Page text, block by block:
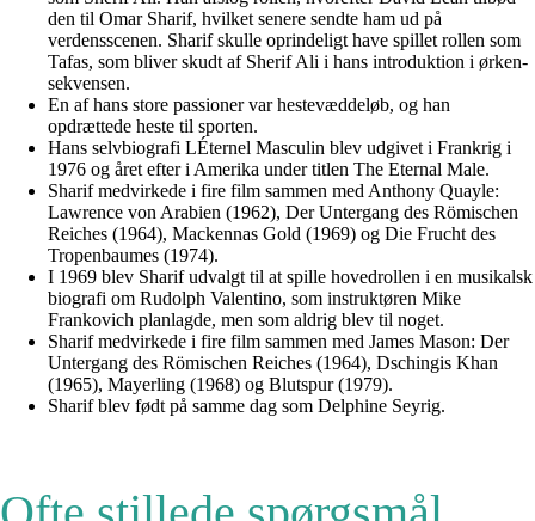
den til Omar Sharif, hvilket senere sendte ham ud på
verdensscenen. Sharif skulle oprindeligt have spillet rollen som
Tafas, som bliver skudt af Sherif Ali i hans introduktion i ørken-
sekvensen.
En af hans store passioner var hestevæddeløb, og han
opdrættede heste til sporten.
Hans selvbiografi LÉternel Masculin blev udgivet i Frankrig i
1976 og året efter i Amerika under titlen The Eternal Male.
Sharif medvirkede i fire film sammen med Anthony Quayle:
Lawrence von Arabien (1962), Der Untergang des Römischen
Reiches (1964), Mackennas Gold (1969) og Die Frucht des
Tropenbaumes (1974).
I 1969 blev Sharif udvalgt til at spille hovedrollen i en musikalsk
biografi om Rudolph Valentino, som instruktøren Mike
Frankovich planlagde, men som aldrig blev til noget.
Sharif medvirkede i fire film sammen med James Mason: Der
Untergang des Römischen Reiches (1964), Dschingis Khan
(1965), Mayerling (1968) og Blutspur (1979).
Sharif blev født på samme dag som Delphine Seyrig.